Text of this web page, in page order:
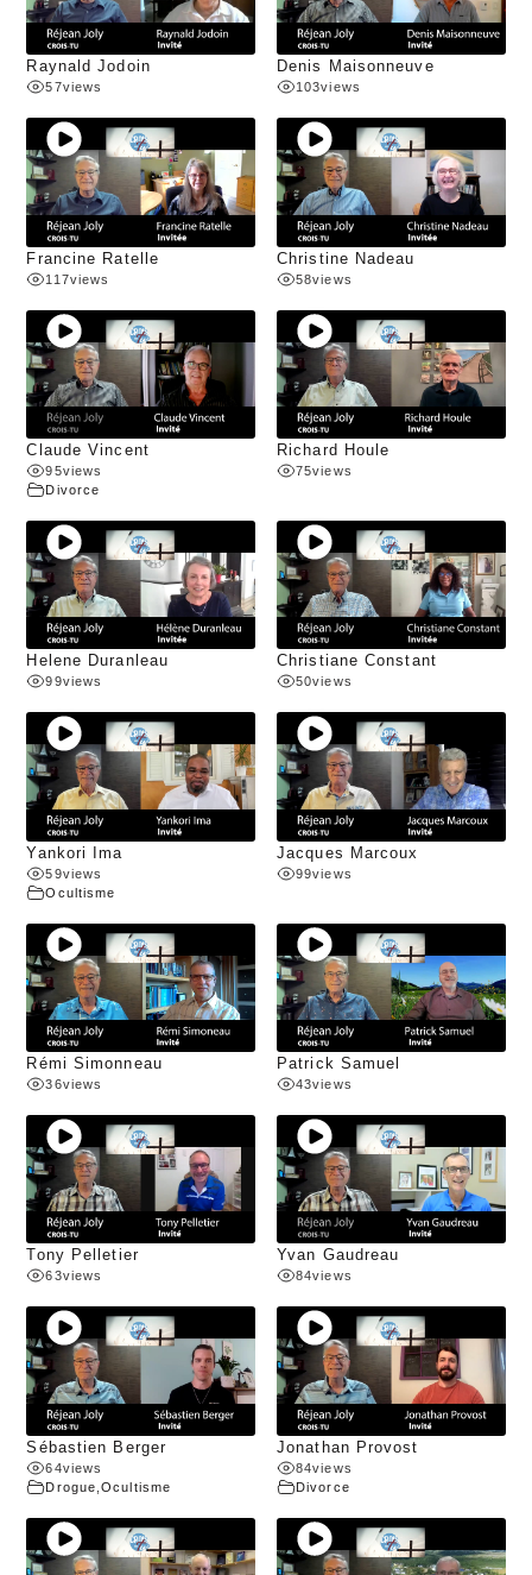
Raynald Jodoin
57views
Denis Maisonneuve
103views
Francine Ratelle
117views
Christine Nadeau
58views
Claude Vincent
95views
Divorce
Richard Houle
75views
Helene Duranleau
99views
Christiane Constant
50views
Yankori Ima
59views
Ocultisme
Jacques Marcoux
99views
Rémi Simonneau
36views
Patrick Samuel
43views
Tony Pelletier
63views
Yvan Gaudreau
84views
Sébastien Berger
64views
Drogue ,Ocultisme
Jonathan Provost
84views
Divorce